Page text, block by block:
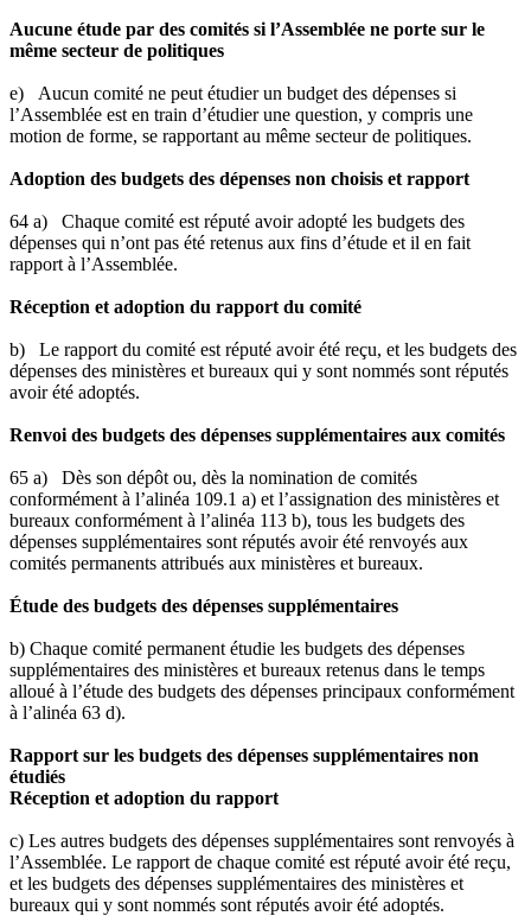
Aucune étude par des comités si l’Assemblée ne porte sur le
même secteur de politiques
e) Aucun comité ne peut étudier un budget des dépenses si
l’Assemblée est en train d’étudier une question, y compris une
motion de forme, se rapportant au même secteur de politiques.
Adoption des budgets des dépenses non choisis et rapport
64 a) Chaque comité est réputé avoir adopté les budgets des
dépenses qui n’ont pas été retenus aux fins d’étude et il en fait
rapport à l’Assemblée.
Réception et adoption du rapport du comité
b) Le rapport du comité est réputé avoir été reçu, et les budgets des
dépenses des ministères et bureaux qui y sont nommés sont réputés
avoir été adoptés.
Renvoi des budgets des dépenses supplémentaires aux comités
65 a) Dès son dépôt ou, dès la nomination de comités
conformément à l’alinéa 109.1 a) et l’assignation des ministères et
bureaux conformément à l’alinéa 113 b), tous les budgets des
dépenses supplémentaires sont réputés avoir été renvoyés aux
comités permanents attribués aux ministères et bureaux.
Étude des budgets des dépenses supplémentaires
b) Chaque comité permanent étudie les budgets des dépenses
supplémentaires des ministères et bureaux retenus dans le temps
alloué à l’étude des budgets des dépenses principaux conformément
à l’alinéa 63 d).
Rapport sur les budgets des dépenses supplémentaires non
étudiés
Réception et adoption du rapport
c) Les autres budgets des dépenses supplémentaires sont renvoyés à
l’Assemblée. Le rapport de chaque comité est réputé avoir été reçu,
et les budgets des dépenses supplémentaires des ministères et
bureaux qui y sont nommés sont réputés avoir été adoptés.